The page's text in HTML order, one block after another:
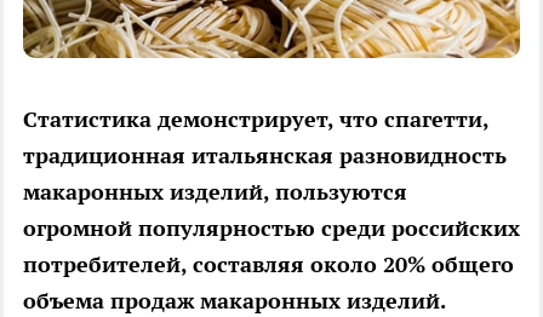
Статистика демонстрирует, что спагетти,
традиционная итальянская разновидность
макаронных изделий, пользуются
огромной популярностью среди российских
потребителей, составляя около 20% общего
объема продаж макаронных изделий.